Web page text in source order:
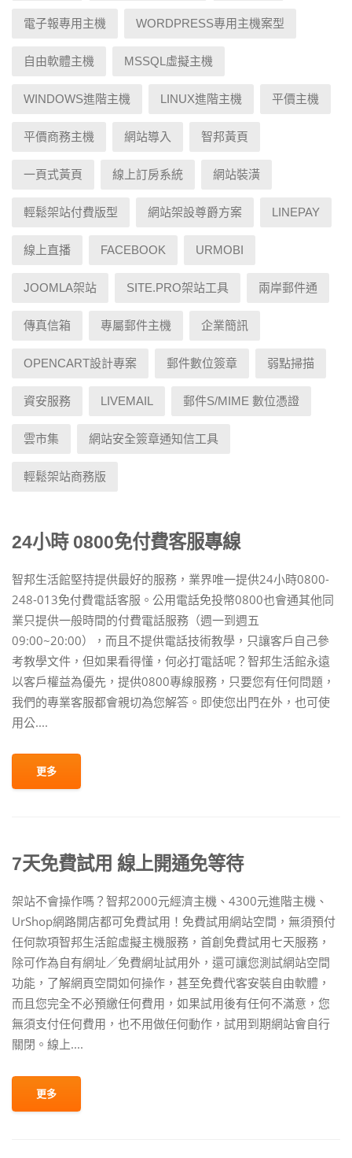
電子報專用主機 WORDPRESS專用主機案型
自由軟體主機 MSSQL虛擬主機
WINDOWS進階主機 LINUX進階主機 平價主機
平價商務主機 網站導入 智邦黃頁
一頁式黃頁 線上訂房系統 網站裝潢
輕鬆架站付費版型 網站架設尊爵方案 LINEPAY
線上直播 FACEBOOK URMOBI
JOOMLA架站 SITE.PRO架站工具 兩岸郵件通
傳真信箱 專屬郵件主機 企業簡訊
OPENCART設計專案 郵件數位簽章 弱點掃描
資安服務 LIVEMAIL 郵件S/MIME 數位憑證
雲市集 網站安全簽章通知信工具
輕鬆架站商務版
24小時 0800免付費客服專線
智邦生活館堅持提供最好的服務，業界唯一提供24小時0800-
248-013免付費電話客服。公用電話免投幣0800也會通其他同
業只提供一般時間的付費電話服務（週一到週五
09:00~20:00），而且不提供電話技術教學，只讓客戶自己參
考教學文件，但如果看得懂，何必打電話呢？智邦生活館永遠
以客戶權益為優先，提供0800專線服務，只要您有任何問題，
我們的專業客服都會親切為您解答。即使您出門在外，也可使
用公....
更多
7天免費試用 線上開通免等待
架站不會操作嗎？智邦2000元經濟主機、4300元進階主機、
UrShop網路開店都可免費試用！免費試用網站空間，無須預付
任何款項智邦生活館虛擬主機服務，首創免費試用七天服務，
除可作為自有網址／免費網址試用外，還可讓您測試網站空間
功能，了解網頁空間如何操作，甚至免費代客安裝自由軟體，
而且您完全不必預繳任何費用，如果試用後有任何不滿意，您
無須支付任何費用，也不用做任何動作，試用到期網站會自行
關閉。線上....
更多